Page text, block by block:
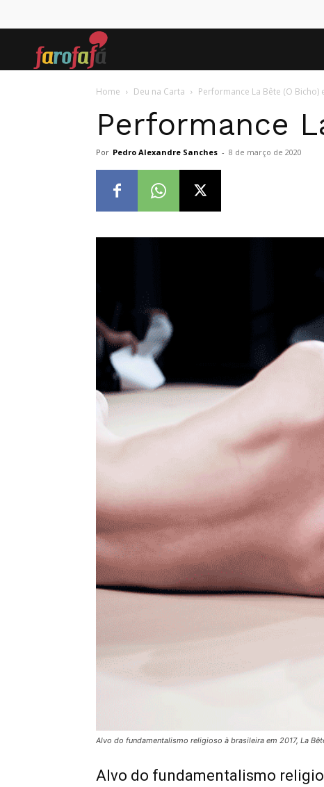
Home Deu na Carta Performance La Bête (O Bicho)
Performance
Por Pedro Alexandre Sanches - 8 de março de 2020
Alvo do fundamentalismo religioso à brasileira em 2017, La
Alvo do fundamentalismo